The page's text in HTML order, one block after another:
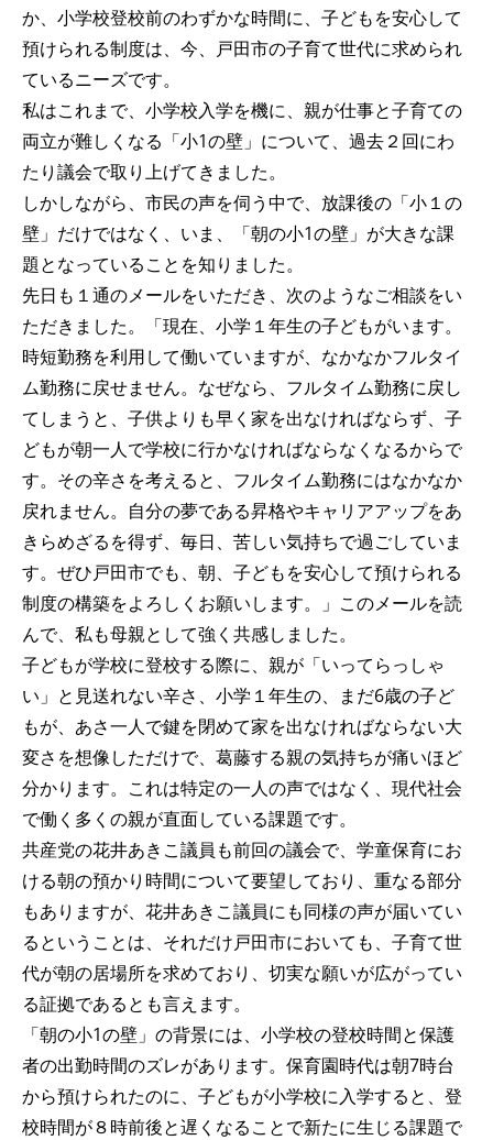
か、小学校登校前のわずかな時間に、子どもを安心して
預けられる制度は、今、戸田市の子育て世代に求められ
ているニーズです。
私はこれまで、小学校入学を機に、親が仕事と子育ての
両立が難しくなる「小1の壁」について、過去２回にわ
たり議会で取り上げてきました。
しかしながら、市民の声を伺う中で、放課後の「小１の
壁」だけではなく、いま、「朝の小1の壁」が大きな課
題となっていることを知りました。
先日も１通のメールをいただき、次のようなご相談をい
ただきました。「現在、小学１年生の子どもがいます。
時短勤務を利用して働いていますが、なかなかフルタイ
ム勤務に戻せません。なぜなら、フルタイム勤務に戻し
てしまうと、子供よりも早く家を出なければならず、子
どもが朝一人で学校に行かなければならなくなるからで
す。その辛さを考えると、フルタイム勤務にはなかなか
戻れません。自分の夢である昇格やキャリアアップをあ
きらめざるを得ず、毎日、苦しい気持ちで過ごしていま
す。ぜひ戸田市でも、朝、子どもを安心して預けられる
制度の構築をよろしくお願いします。」このメールを読
んで、私も母親として強く共感しました。
子どもが学校に登校する際に、親が「いってらっしゃ
い」と見送れない辛さ、小学１年生の、まだ6歳の子ど
もが、あさ一人で鍵を閉めて家を出なければならない大
変さを想像しただけで、葛藤する親の気持ちが痛いほど
分かります。これは特定の一人の声ではなく、現代社会
で働く多くの親が直面している課題です。
共産党の花井あきこ議員も前回の議会で、学童保育にお
ける朝の預かり時間について要望しており、重なる部分
もありますが、花井あきこ議員にも同様の声が届いてい
るということは、それだけ戸田市においても、子育て世
代が朝の居場所を求めており、切実な願いが広がってい
る証拠であるとも言えます。
「朝の小1の壁」の背景には、小学校の登校時間と保護
者の出勤時間のズレがあります。保育園時代は朝7時台
から預けられたのに、子どもが小学校に入学すると、登
校時間が８時前後と遅くなることで新たに生じる課題で